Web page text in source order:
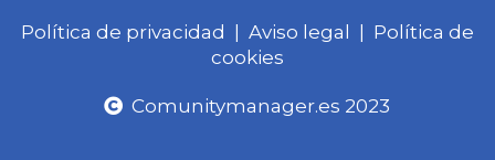
Política de privacidad Aviso legal
Política de
cookies
Comunitymanager.es 2023